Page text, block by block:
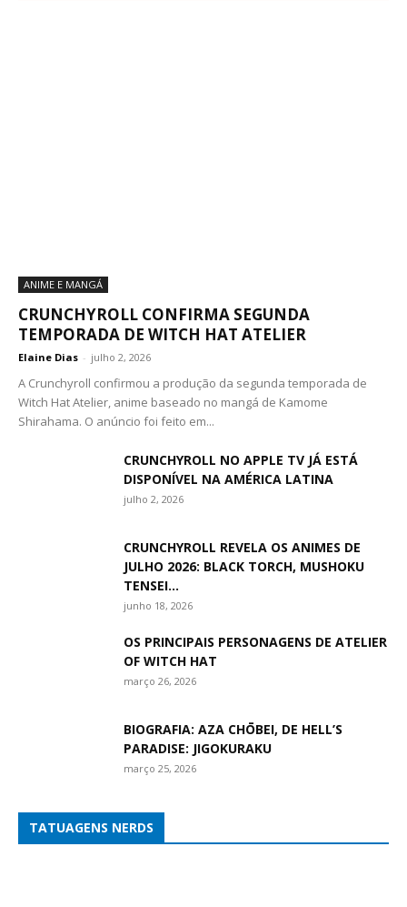
ANIME E MANGÁ
CRUNCHYROLL CONFIRMA SEGUNDA
TEMPORADA DE WITCH HAT ATELIER
Elaine Dias - julho 2, 2026
A Crunchyroll confirmou a produção da segunda temporada de
Witch Hat Atelier, anime baseado no mangá de Kamome
Shirahama. O anúncio foi feito em...
CRUNCHYROLL NO APPLE TV JÁ ESTÁ
DISPONÍVEL NA AMÉRICA LATINA
julho 2, 2026
CRUNCHYROLL REVELA OS ANIMES DE
JULHO 2026: BLACK TORCH, MUSHOKU
TENSEI...
junho 18, 2026
OS PRINCIPAIS PERSONAGENS DE ATELIER
OF WITCH HAT
março 26, 2026
BIOGRAFIA: AZA CHŌBEI, DE HELL’S
PARADISE: JIGOKURAKU
março 25, 2026
TATUAGENS NERDS